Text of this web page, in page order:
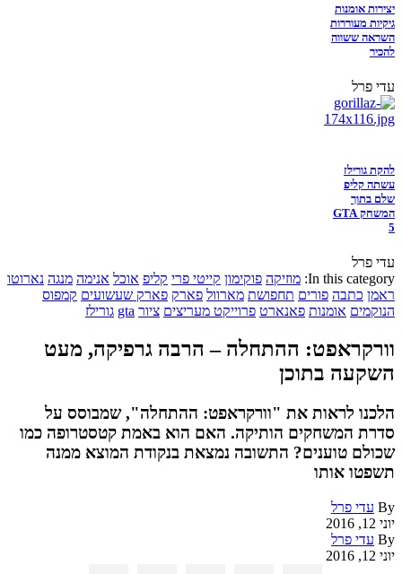
יצירות אומנות
גיקיות מעוררות
השראה ששווה
להכיר
עדי פרל
להקת גורילז
עשתה קליפ
שלם בתוך
המשחק GTA
5
עדי פרל
In this category: מוזיקה פוקימון קייטי פרי קליפ אוכל אנימה מנגה נארוטו
ראמן כתבה פורים תחפושת מארוול פארק פארק שעשועים קמפוס
הנוקמים אומנות פאנארט פרוייקט מעריצים ציור gta גורילז
וורקראפט: ההתחלה – הרבה גרפיקה, מעט
השקעה בתוכן
הלכנו לראות את "וורקראפט: ההתחלה", שמבוסס על
סדרת המשחקים הותיקה. האם הוא באמת קטסטרופה כמו
שכולם טוענים? התשובה נמצאת בנקודת המוצא ממנה
תשפטו אותו
By עדי פרל
יוני 12, 2016
By עדי פרל
יוני 12, 2016